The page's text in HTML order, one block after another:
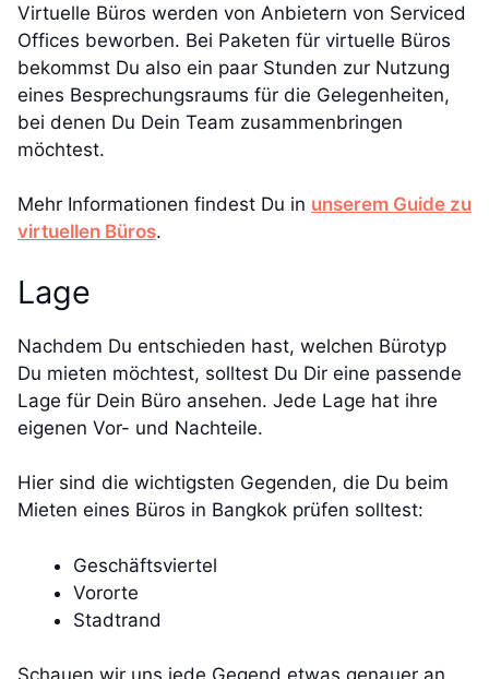
Virtuelle Büros werden von Anbietern von Serviced
Offices beworben. Bei Paketen für virtuelle Büros
bekommst Du also ein paar Stunden zur Nutzung
eines Besprechungsraums für die Gelegenheiten,
bei denen Du Dein Team zusammenbringen
möchtest.
Mehr Informationen findest Du in unserem Guide zu
virtuellen Büros.
Lage
Nachdem Du entschieden hast, welchen Bürotyp
Du mieten möchtest, solltest Du Dir eine passende
Lage für Dein Büro ansehen. Jede Lage hat ihre
eigenen Vor- und Nachteile.
Hier sind die wichtigsten Gegenden, die Du beim
Mieten eines Büros in Bangkok prüfen solltest:
Geschäftsviertel
Vororte
Stadtrand